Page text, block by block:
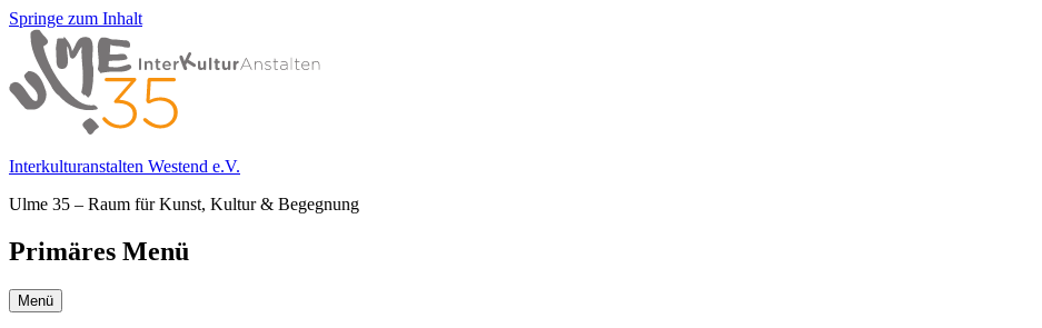
Springe zum Inhalt
Interkulturanstalten Westend e.V.
Ulme 35 – Raum für Kunst, Kultur & Begegnung
Primäres Menü
Menü